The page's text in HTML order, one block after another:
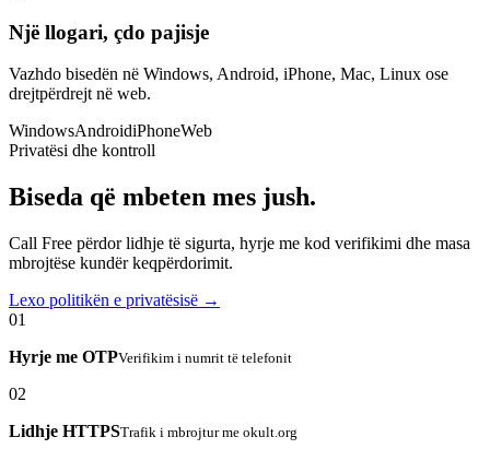
Një llogari, çdo pajisje
Vazhdo bisedën në Windows, Android, iPhone, Mac, Linux ose
drejtpërdrejt në web.
WindowsAndroidiPhoneWeb
Privatësi dhe kontroll
Biseda që mbeten mes jush.
Call Free përdor lidhje të sigurta, hyrje me kod verifikimi dhe masa
mbrojtëse kundër keqpërdorimit.
Lexo politikën e privatësisë →
01
Hyrje me OTPVerifikim i numrit të telefonit
02
Lidhje HTTPSTrafik i mbrojtur me okult.org